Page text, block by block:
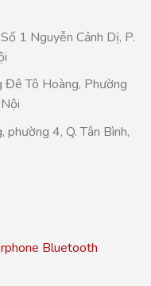
1 Nguyễn Cảnh Dị, P.
Đê Tô Hoàng, Phường
4, Q. Tân Bình,
Bluetooth